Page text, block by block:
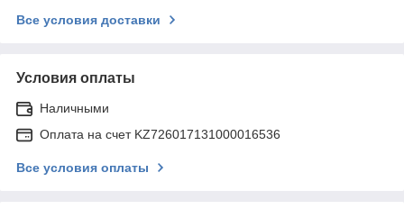
Все условия доставки
Условия оплаты
Наличными
Оплата на счет KZ726017131000016536
Все условия оплаты